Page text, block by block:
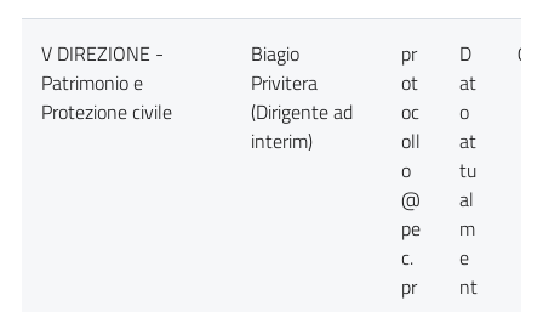
V DIREZIONE -
Patrimonio e
Protezione civile
Biagio
Privitera
(Dirigente ad
interim)
pr
ot
oc
oll
o
@
pe
c.
pr
D
at
o
at
tu
al
m
e
nt